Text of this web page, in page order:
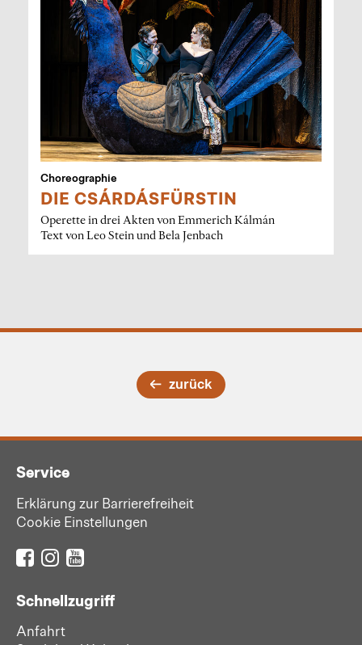
Choreographie
DIE CSÁRDÁSFÜRSTIN
Operette in drei Akten von Emmerich Kálmán
Text von Leo Stein und Bela Jenbach
zurück
Service
Erklärung zur Barrierefreiheit
Cookie Einstellungen
Schnellzugriff
Anfahrt